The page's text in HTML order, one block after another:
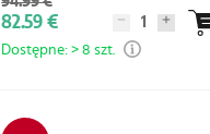
82.59 €
Dostępne: > 8 szt.